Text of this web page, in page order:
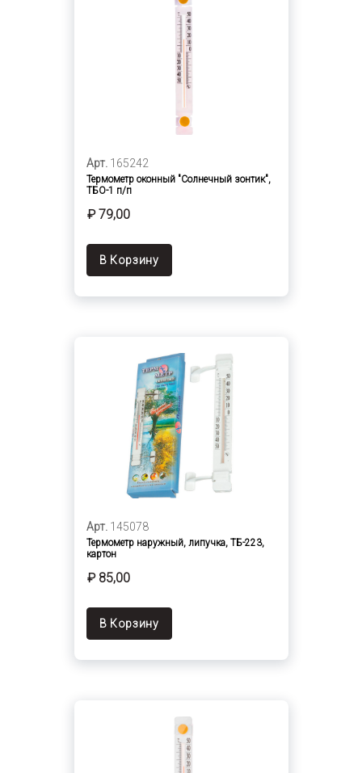
Арт. 165242
Термометр оконный "Солнечный зонтик",
ТБО-1 п/п
₽ 79,00
В Корзину
Арт. 145078
Термометр наружный, липучка, ТБ-223,
картон
₽ 85,00
В Корзину